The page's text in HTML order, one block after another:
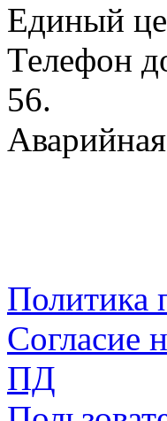
Единый
Телефон
56.
Политика
Согласие
ПД